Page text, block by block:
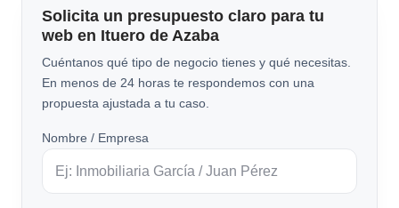
Solicita un presupuesto claro para tu
web en Ituero de Azaba
Cuéntanos qué tipo de negocio tienes y qué necesitas.
En menos de 24 horas te respondemos con una
propuesta ajustada a tu caso.
Nombre / Empresa